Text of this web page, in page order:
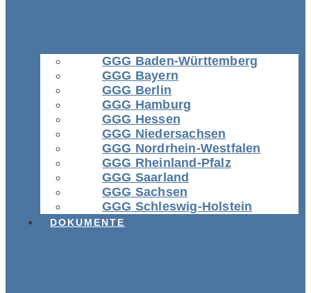
GGG Baden-Württemberg
GGG Bayern
GGG Berlin
GGG Hamburg
GGG Hessen
GGG Niedersachsen
GGG Nordrhein-Westfalen
GGG Rheinland-Pfalz
GGG Saarland
GGG Sachsen
GGG Schleswig-Holstein
DOKUMENTE